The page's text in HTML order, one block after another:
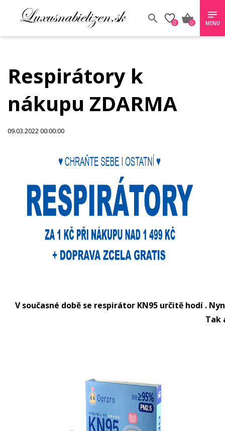
0 0 MENU
Respirátory k
nákupu ZDARMA
09.03.2022 00:00:00
V současné době se respirátor KN95 určitě hodí .
Tak